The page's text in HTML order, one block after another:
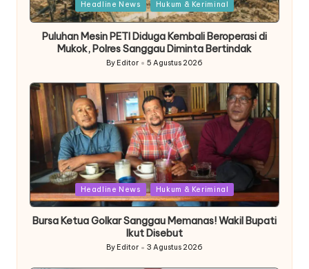
Posted
in
Headline News Hukum & Keriminal
Puluhan Mesin PETI Diduga Kembali Beroperasi di
Mukok, Polres Sanggau Diminta Bertindak
Posted
by
By Editor 5 Agustus 2026
in
Headline News Hukum & Keriminal
Bursa Ketua Golkar Sanggau Memanas! Wakil Bupati
Ikut Disebut
Posted
By Editor 3 Agustus 2026